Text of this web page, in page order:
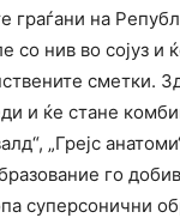
граѓани на
со нив во сојуз и
сметки.
и ќе стане
„Грејс
го
суперсонични